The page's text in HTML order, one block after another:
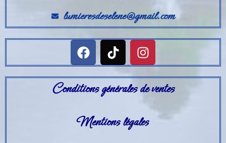
lumieresdeselene@gmail.com
Conditions générales de ventes
Mentions légales